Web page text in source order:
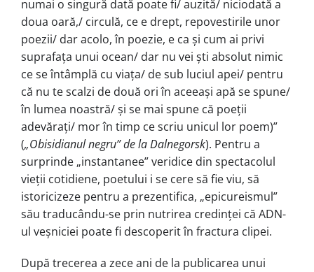
numai o singură dată poate fi/ auzită/ niciodată a
doua oară,/ circulă, ce e drept, repovestirile unor
poezii/ dar acolo, în poezie, e ca și cum ai privi
suprafața unui ocean/ dar nu vei ști absolut nimic
ce se întâmplă cu viața/ de sub luciul apei/ pentru
că nu te scalzi de două ori în aceeași apă se spune/
în lumea noastră/ și se mai spune că poeții
adevărați/ mor în timp ce scriu unicul lor poem)”
(„Obisidianul negru” de la Dalnegorsk). Pentru a
surprinde „instantanee” veridice din spectacolul
vieții cotidiene, poetului i se cere să fie viu, să
istoricizeze pentru a prezentifica, „epicureismul”
său traducându-se prin nutrirea credinței că ADN-
ul veșniciei poate fi descoperit în fractura clipei.
După trecerea a zece ani de la publicarea unui